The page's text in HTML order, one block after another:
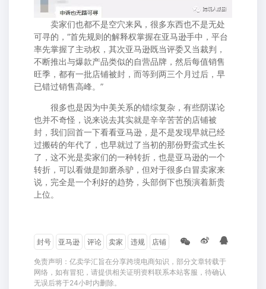
卖家们也都不是空穴来风，很多东西也不是无处
可寻的，“首先规则的解释权掌握在亚马逊手中，平台
率先掌握了主动权，其次亚马逊既当评委又当裁判，
不断推出与爆款产品类似的自营品牌，然后每值销售
旺季，都有一批店铺被封，而等到两三个月过后，早
已错过销售高峰。”
很多也是因为中美关系的错综复杂，有些阴谋论
也并不奇怪，说来说去其实就是辛辛苦苦的店铺被
封，我们回首一下看看亚马逊，是不是发现早就已经
过搬砖的年代了，也早就过了当初的那份野蛮式生长
了，这不光是卖家们的一种转折，也是亚马逊的一个
转折，可以看做是卸磨杀驴，但对于很多白冒卖家来
说，完全是一个利好的趋势，头部倒下也预演着新贵
上位。
封号 亚马逊 评论 卖家 违规 店铺
免责声明：亿卖学汇旨在分享跨境电商知识，部分文章转载于
网络，如有冒犯，请提供相关证明资料联系本站客服，待确认
无误后将于24小时内删除。